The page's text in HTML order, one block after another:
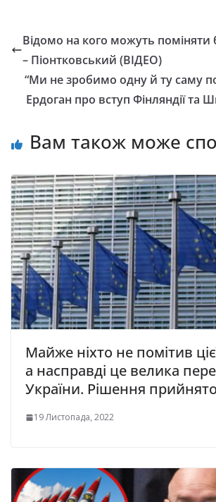
Відомо на кого можуть поміняти
– Піонтковський (ВІДЕО)
“Ми не зробимо одну й ту саму
Ердоган про вступ Фінляндії та
Вам також може
Майже ніхто не помітив
а насправді це велика
України. Рішення прийнято
19 Листопада, 2022